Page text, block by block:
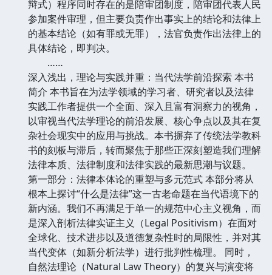
辩式）程序同时存在的是陪审团制度，陪审团代表人民
参加案件审理，但主要负责作出事实上的结论和法律上
的基本结论（如有罪或无罪），法官负责作出法律上的
具体结论，即判决。
……
深入浅出，理论与实践并重：当代法学前沿探索 本书
简介 本书旨在为法学领域的学习者、研究者以及法律
实践工作者提供一个全面、深入且富有洞察力的视角，
以审视当代法学理论的前沿发展、核心争点以及其在复
杂社会现实中的应用与挑战。本书摒弃了传统法学教科
书的刻板与滞后，转而聚焦于那些正深刻塑造我们理解
法律本质、法律制度和法律实践的最新思潮与议题。
第一部分：法律本体论的重塑与多元范式 本部分将从
根本上探讨“什么是法律”这一古老命题在当代语境下的
新内涵。我们不再满足于单一的规范中心主义视角，而
是深入剖析法律实证主义（Legal Positivism）在面对
全球化、技术进步以及道德复杂性时的局限性，并对其
当代变体（如新分析法学）进行批判性梳理。 同时，
自然法理论（Natural Law Theory）的复兴与演变将